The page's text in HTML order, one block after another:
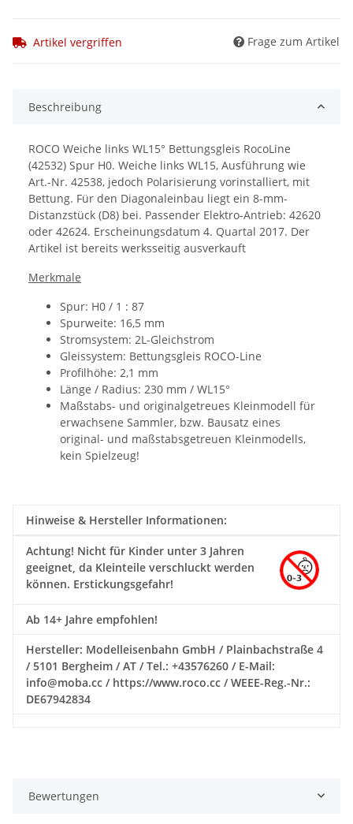
Artikel vergriffen Frage zum Artikel
Beschreibung
ROCO Weiche links WL15° Bettungsgleis RocoLine
(42532) Spur H0. Weiche links WL15, Ausführung wie
Art.-Nr. 42538, jedoch Polarisierung vorinstalliert, mit
Bettung. Für den Diagonaleinbau liegt ein 8-mm-
Distanz­stück (D8) bei. Passender Elektro-Antrieb: 42620
oder 42624. Erscheinungsdatum 4. Quartal 2017. Der
Artikel ist bereits werksseitig ausverkauft
Merkmale
Spur: H0 / 1 : 87
Spurweite: 16,5 mm
Stromsystem: 2L-Gleichstrom
Gleissystem: Bettungsgleis ROCO-Line
Profilhöhe: 2,1 mm
Länge / Radius: 230 mm / WL15°
Maßstabs- und originalgetreues Kleinmodell für
erwachsene Sammler, bzw. Bausatz eines
original- und maßstabsgetreuen Kleinmodells,
kein Spielzeug!
Hinweise & Hersteller Informationen:
Achtung! Nicht für Kinder unter 3 Jahren
geeignet, da Kleinteile verschluckt werden
können. Erstickungsgefahr!
Ab 14+ Jahre empfohlen!
Hersteller: Modelleisenbahn GmbH / Plainbachstraße 4
/ 5101 Bergheim / AT / Tel.: +43576260 / E-Mail:
info@moba.cc / https://www.roco.cc / WEEE-Reg.-Nr.:
DE67942834
Bewertungen